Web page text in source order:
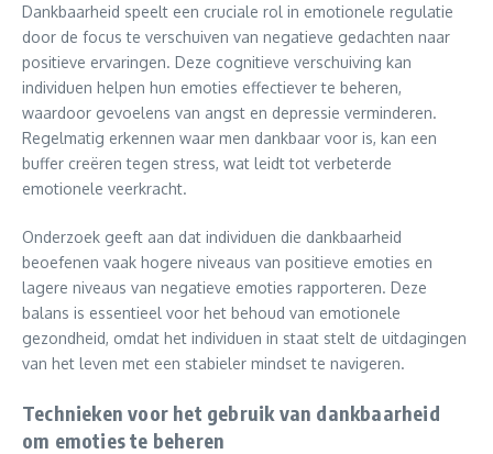
Dankbaarheid speelt een cruciale rol in emotionele regulatie
door de focus te verschuiven van negatieve gedachten naar
positieve ervaringen. Deze cognitieve verschuiving kan
individuen helpen hun emoties effectiever te beheren,
waardoor gevoelens van angst en depressie verminderen.
Regelmatig erkennen waar men dankbaar voor is, kan een
buffer creëren tegen stress, wat leidt tot verbeterde
emotionele veerkracht.
Onderzoek geeft aan dat individuen die dankbaarheid
beoefenen vaak hogere niveaus van positieve emoties en
lagere niveaus van negatieve emoties rapporteren. Deze
balans is essentieel voor het behoud van emotionele
gezondheid, omdat het individuen in staat stelt de uitdagingen
van het leven met een stabieler mindset te navigeren.
Technieken voor het gebruik van dankbaarheid
om emoties te beheren